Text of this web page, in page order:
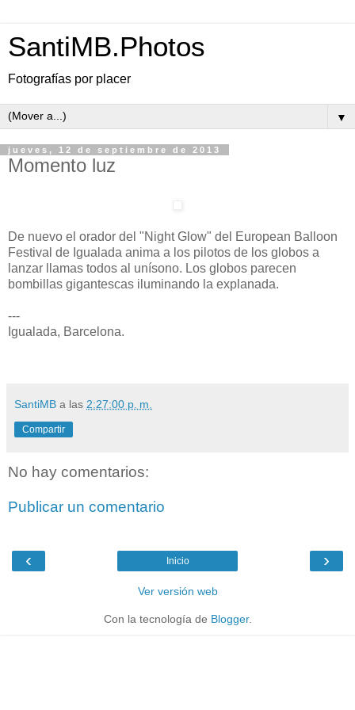
SantiMB.Photos
Fotografías por placer
▼
jueves, 12 de septiembre de 2013
Momento luz
De nuevo el orador del "Night Glow" del European Balloon
Festival de Igualada anima a los pilotos de los globos a
lanzar llamas todos al uní­sono. Los globos parecen
bombillas gigantescas iluminando la explanada.
---
Igualada, Barcelona.
SantiMB a las 2:27:00 p. m.
Compartir
No hay comentarios:
Publicar un comentario
‹ ›
Inicio
Ver versión web
Con la tecnología de Blogger.